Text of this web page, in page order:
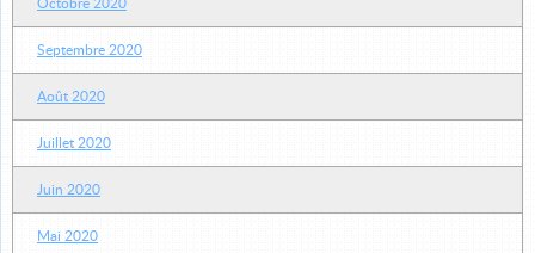
Octobre 2020
Septembre 2020
Août 2020
Juillet 2020
Juin 2020
Mai 2020